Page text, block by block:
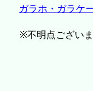
ガラホ・ガラケ
※不明点ござい